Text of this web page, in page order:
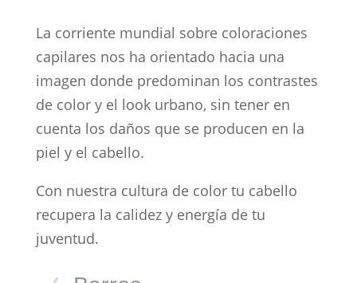
La corriente mundial sobre coloraciones
capilares nos ha orientado hacia una
imagen donde predominan los contrastes
de color y el look urbano, sin tener en
cuenta los daños que se producen en la
piel y el cabello.
Con nuestra cultura de color tu cabello
recupera la calidez y energía de tu
juventud.